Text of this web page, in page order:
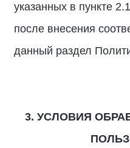
указанных в пункте
после внесения
данный раздел
3. УСЛОВИЯ